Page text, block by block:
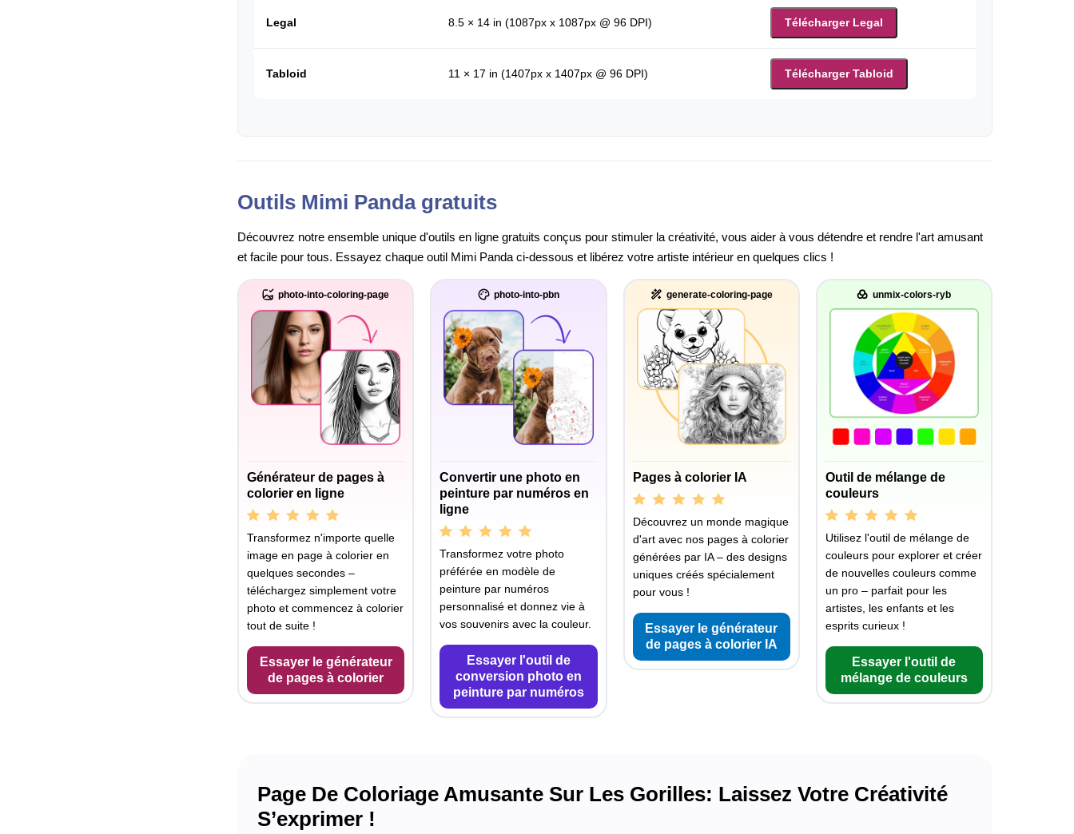
Legal 8.5 × 14 in (1087px x 1087px @ 96 DPI) Télécharger Legal
Tabloid 11 × 17 in (1407px x 1407px @ 96 DPI) Télécharger Tabloid
Outils Mimi Panda gratuits
Découvrez notre ensemble unique d'outils en ligne gratuits conçus pour stimuler la créativité, vous aider à vous détendre et rendre l'art amusant
et facile pour tous. Essayez chaque outil Mimi Panda ci-dessous et libérez votre artiste intérieur en quelques clics !
photo-into-coloring-page
Générateur de pages à
colorier en ligne
Transformez n'importe quelle
image en page à colorier en
quelques secondes –
téléchargez simplement votre
photo et commencez à colorier
tout de suite !
Essayer le générateur
de pages à colorier
photo-into-pbn
Convertir une photo en
peinture par numéros en
ligne
Transformez votre photo
préférée en modèle de
peinture par numéros
personnalisé et donnez vie à
vos souvenirs avec la couleur.
Essayer l'outil de
conversion photo en
peinture par numéros
generate-coloring-page
Pages à colorier IA
Découvrez un monde magique
d'art avec nos pages à colorier
générées par IA – des designs
uniques créés spécialement
pour vous !
Essayer le générateur
de pages à colorier IA
unmix-colors-ryb
Outil de mélange de
couleurs
Utilisez l'outil de mélange de
couleurs pour explorer et créer
de nouvelles couleurs comme
un pro – parfait pour les
artistes, les enfants et les
esprits curieux !
Essayer l'outil de
mélange de couleurs
Page De Coloriage Amusante Sur Les Gorilles: Laissez Votre Créativité
S’exprimer !